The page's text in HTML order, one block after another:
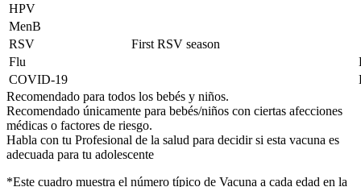
HPV
MenB
RSV
First RSV season
Flu
COVID-19
Recomendado para todos los bebés y niños.
Recomendado únicamente para bebés/niños con ciertas afecciones
médicas o factores de riesgo.
Habla con tu Profesional de la salud para decidir si esta vacuna es
adecuada para tu adolescente
*Este cuadro muestra el número típico de Vacuna a cada edad en la